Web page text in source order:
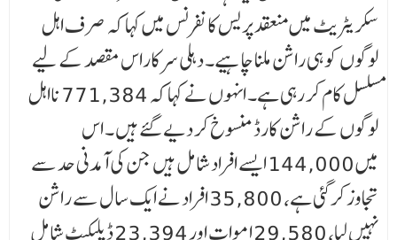
سکریٹریٹ میں منعقد پریس کانفرنس میں کہا کہ صرف اہل
لوگوں کو ہی راشن ملنا چاہیے۔ دہلی سرکاراس مقصد کے لیے
مسلسل کام کر رہی ہے۔ انہوں نے کہا کہ 771,384 نااہل
لوگوں کے راشن کارڈ منسوخ کر دیے گئے ہیں ۔ اس
میں 144,000 ایسے افراد شامل ہیں جن کی آمدنی حد سے
تجاوز کرگئی ہے، 35,800 افراد نے ایک سال سے راشن
نہیں لیا، 29,580 اموات اور 23,394 ڈپلیکیٹ شامل